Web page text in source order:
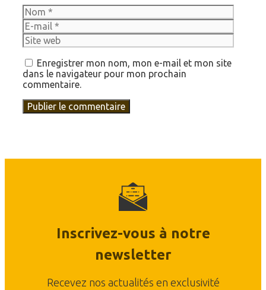
Nom
mail
web
Enregistrer mon nom, mon e-mail et mon site
dans le navigateur pour mon prochain
commentaire.
Inscrivez-vous à notre
newsletter
Recevez nos actualités en exclusivité